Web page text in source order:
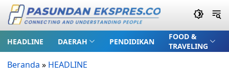
HEADLINE DAERAH PENDIDIKAN
FOOD &
TRAVELING
Beranda » HEADLINE